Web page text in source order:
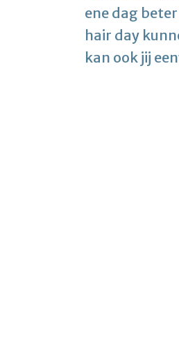
ene dag
hair day
kan ook jij